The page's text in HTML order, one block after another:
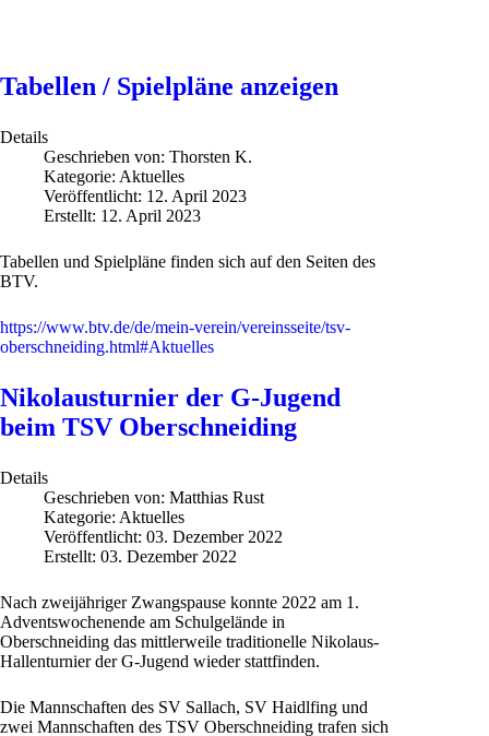
Tabellen / Spielpläne anzeigen
Details
Geschrieben von: Thorsten K.
Kategorie: Aktuelles
Veröffentlicht: 12. April 2023
Erstellt: 12. April 2023
Tabellen und Spielpläne finden sich auf den Seiten des
BTV.
https://www.btv.de/de/mein-verein/vereinsseite/tsv-
oberschneiding.html#Aktuelles
Nikolausturnier der G-Jugend
beim TSV Oberschneiding
Details
Geschrieben von: Matthias Rust
Kategorie: Aktuelles
Veröffentlicht: 03. Dezember 2022
Erstellt: 03. Dezember 2022
Nach zweijähriger Zwangspause konnte 2022 am 1.
Adventswochenende am Schulgelände in
Oberschneiding das mittlerweile traditionelle Nikolaus-
Hallenturnier der G-Jugend wieder stattfinden.
Die Mannschaften des SV Sallach, SV Haidlfing und
zwei Mannschaften des TSV Oberschneiding trafen sich